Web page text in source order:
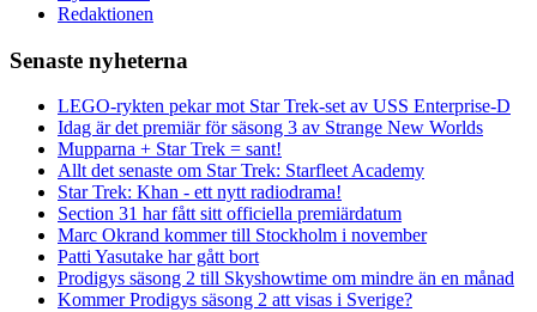
Redaktionen
Senaste nyheterna
LEGO-rykten pekar mot Star Trek-set av USS Enterprise-D
Idag är det premiär för säsong 3 av Strange New Worlds
Mupparna + Star Trek = sant!
Allt det senaste om Star Trek: Starfleet Academy
Star Trek: Khan - ett nytt radiodrama!
Section 31 har fått sitt officiella premiärdatum
Marc Okrand kommer till Stockholm i november
Patti Yasutake har gått bort
Prodigys säsong 2 till Skyshowtime om mindre än en månad
Kommer Prodigys säsong 2 att visas i Sverige?